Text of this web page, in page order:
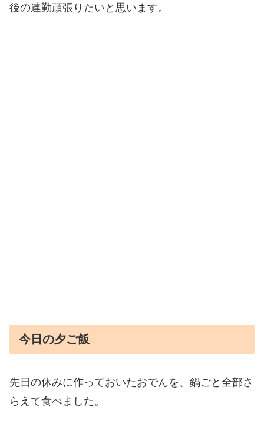
後の連勤頑張りたいと思います。
今日の夕ご飯
先日の休みに作っておいたおでんを、鍋ごと全部さ
らえて食べました。